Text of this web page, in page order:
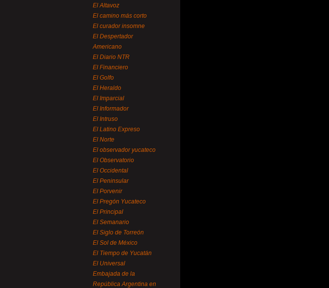
El Altavoz
El camino más corto
El curador insomne
El Despertador
Americano
El Diario NTR
El Financiero
El Golfo
El Heraldo
El Imparcial
El Informador
El Intruso
El Latino Expreso
El Norte
El observador yucateco
El Observatorio
El Occidental
El Peninsular
El Porvenir
El Pregón Yucateco
El Principal
El Semanario
El Siglo de Torreón
El Sol de México
El Tiempo de Yucatán
El Universal
Embajada de la
República Argentina en